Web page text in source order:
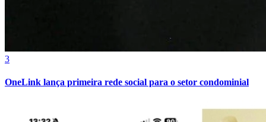
3
OneLink lança primeira rede social para o setor condominial